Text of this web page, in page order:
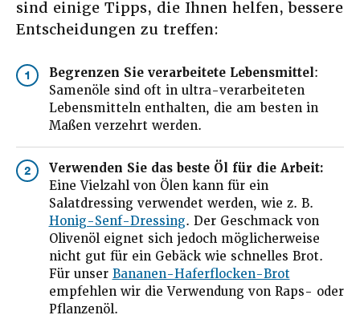
sind einige Tipps, die Ihnen helfen, bessere
Entscheidungen zu treffen:
1 Begrenzen Sie verarbeitete Lebensmittel:
Samenöle sind oft in ultra-verarbeiteten
Lebensmitteln enthalten, die am besten in
Maßen verzehrt werden.
2
Verwenden Sie das beste Öl für die Arbeit:
Eine Vielzahl von Ölen kann für ein
Salatdressing verwendet werden, wie z. B.
Honig-Senf-Dressing. Der Geschmack von
Olivenöl eignet sich jedoch möglicherweise
nicht gut für ein Gebäck wie schnelles Brot.
Für unser Bananen-Haferflocken-Brot
empfehlen wir die Verwendung von Raps- oder
Pflanzenöl.